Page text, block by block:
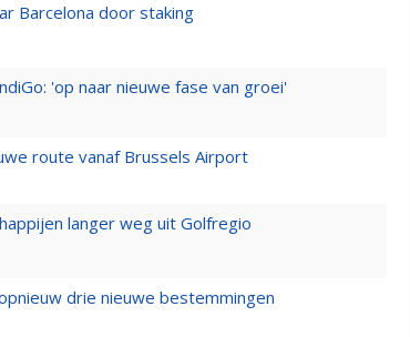
Barcelona door staking
'op naar nieuwe fase van groei'
route vanaf Brussels Airport
langer weg uit Golfregio
drie nieuwe bestemmingen